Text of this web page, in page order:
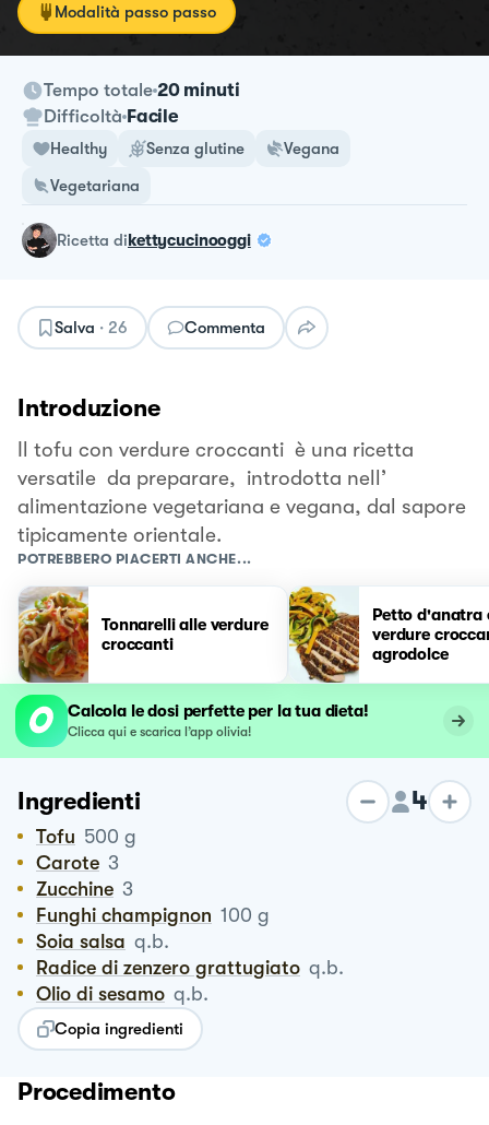
Modalità passo passo
Tempo totale 20 minuti
Difficoltà Facile
Healthy Senza glutine
Vegana
Vegetariana
ricetta dikettycucinooggi
Salva · 26 Commenta
Introduzione
Il tofu con verdure croccanti è una ricetta
versatile da preparare, introdotta nell’
alimentazione vegetariana e vegana, dal sapore
tipicamente orientale.
POTREBBERO PIACERTI ANCHE...
Tonnarelli alle verdure
croccanti
Petto d'anatra
verdure
agrodolce
Calcola le dosi perfette per la tua dieta!
Clicca qui e scarica l’app olivia!
Ingredienti 4
Tofu 500 g
Carote 3
Zucchine 3
Funghi champignon 100 g
Soia salsa q.b.
Radice di zenzero grattugiato q.b.
Olio di sesamo q.b.
Copia ingredienti
Procedimento